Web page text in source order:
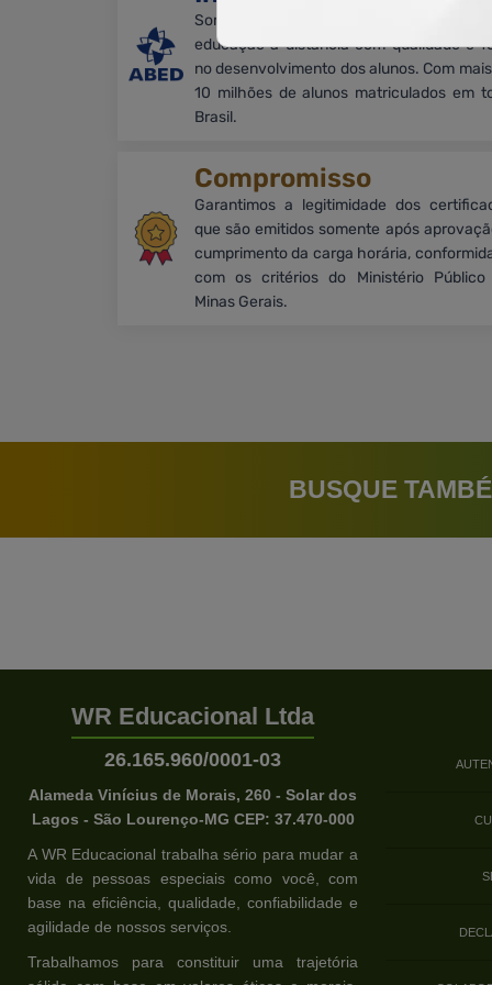
Somos associados à ABED e
educação a distância com qualidade e
no desenvolvimento dos alunos. Com
10 milhões de alunos matriculados em
Brasil.
Compromisso
Garantimos a legitimidade dos
que são emitidos somente após
cumprimento da carga horária,
com os critérios do Ministério Público
Minas Gerais.
BUSQUE
WR Educacional Ltda
26.165.960/0001-03
Alameda Vinícius de Morais, 260 - Solar dos
Lagos - São Lourenço-MG CEP: 37.470-000
A WR Educacional trabalha sério para mudar a
vida de pessoas especiais como você, com
base na eficiência, qualidade, confiabilidade e
agilidade de nossos serviços.
Trabalhamos para constituir uma trajetória